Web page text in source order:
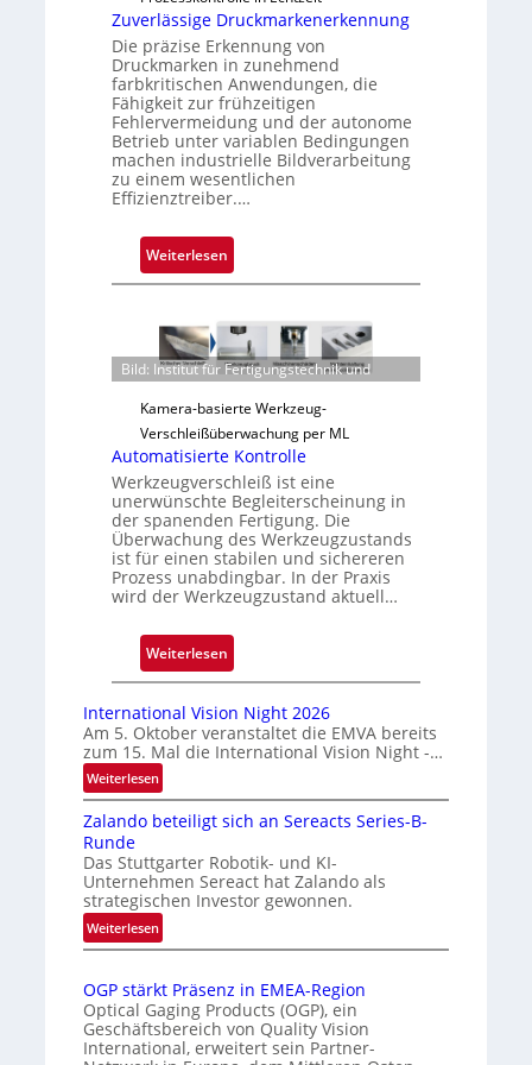
g
u
n
g
a
u
s
Zuverlässige Druckmarkenerkennung
Die präzise Erkennung von
Druckmarken in zunehmend
farbkritischen Anwendungen, die
Fähigkeit zur frühzeitigen
Fehlervermeidung und der autonome
Betrieb unter variablen Bedingungen
machen industrielle Bildverarbeitung
zu einem wesentlichen
Effizienztreiber.…
Weiterlesen
Z
v
e
r
l
ä
s
s
g
e
D
r
k
a
r
e
n
e
r
k
n
u
n
g
Bild: Institut für Fertigungstechnik und
Kamera-basierte Werkzeug-
Verschleißüberwachung per ML
Automatisierte Kontrolle
Werkzeugverschleiß ist eine
unerwünschte Begleiterscheinung in
der spanenden Fertigung. Die
Überwachung des Werkzeugzustands
ist für einen stabilen und sichereren
Prozess unabdingbar. In der Praxis
wird der Werkzeugzustand aktuell…
Weiterlesen
A
t
o
a
t
i
s
i
r
e
K
o
International Vision Night 2026
Am 5. Oktober veranstaltet die EMVA bereits
zum 15. Mal die International Vision Night -…
Weiterlesen:
I
n
e
r
n
a
o
n
a
Zalando beteiligt sich an Sereacts Series-B-
Runde
Das Stuttgarter Robotik- und KI-
Unternehmen Sereact hat Zalando als
strategischen Investor gewonnen.
Weiterlesen:
Z
l
a
n
OGP stärkt Präsenz in EMEA-Region
Optical Gaging Products (OGP), ein
Geschäftsbereich von Quality Vision
International, erweitert sein Partner-